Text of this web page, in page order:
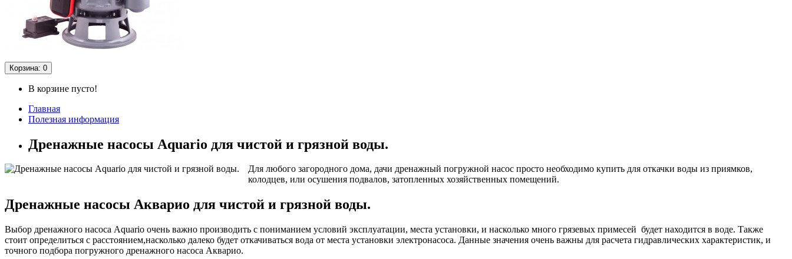
Корзина: 0
В корзине пусто!
Главная
Полезная информация
Дренажные насосы Aquario для чистой и грязной воды.
Для любого загородного дома, дачи дренажный погружной насос просто необходимо купить для откачки воды из приямков,
колодцев, или осушения подвалов, затопленных хозяйственных помещений.
Дренажные насосы Акварио для чистой и грязной воды.
Выбор дренажного насоса Aquario очень важно производить с пониманием условий эксплуатации, места установки, и насколько много грязевых примесей будет находится в воде. Также
стоит определиться с расстоянием,насколько далеко будет откачиваться вода от места установки электронасоса. Данные значения очень важны для расчета гидравлических характеристик, и
точного подбора погружного дренажного насоса Акварио.